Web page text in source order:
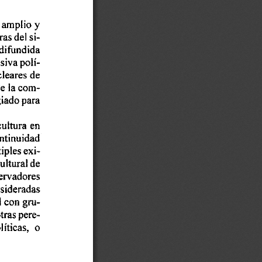
amplio y
del si-
polí-
de
la com-
para
en
exi-
de
con gru-
pere-
o